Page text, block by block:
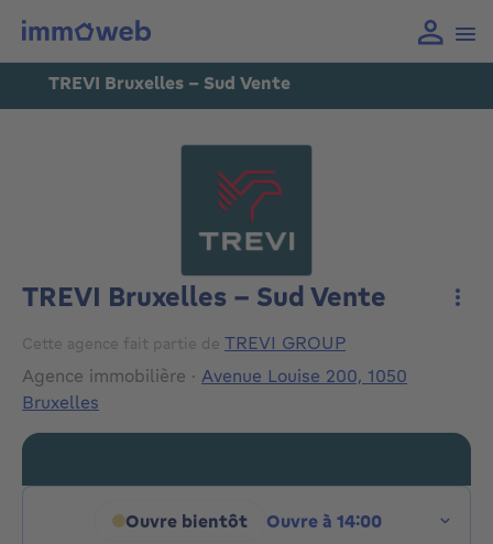
TREVI Bruxelles - Sud Vente
TREVI Bruxelles - Sud Vente
Cette agence fait partie de TREVI GROUP
Agence immobilière · Avenue Louise 200, 1050
Bruxelles
Ouvre bientôt Ouvre à 14:00
Cliquez pour afficher les